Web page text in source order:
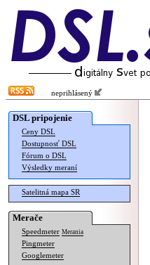
neprihlásený
DSL pripojenie
Ceny DSL
Dostupnosť DSL
Fórum o DSL
Výsledky meraní
Satelitná mapa SR
Merače
Speedmeter Merania
Pingmeter
Googlemeter